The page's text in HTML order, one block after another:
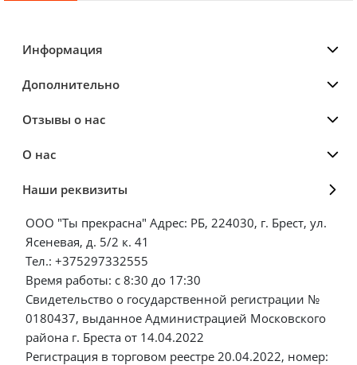
Информация
Дополнительно
Отзывы о нас
О нас
Наши реквизиты
ООО "Ты прекрасна" Адрес: РБ, 224030, г. Брест, ул.
Ясеневая, д. 5/2 к. 41
Тел.: +375297332555
Время работы: с 8:30 до 17:30
Свидетельство о государственной регистрации №
0180437, выданное Администрацией Московского
района г. Бреста от 14.04.2022
Регистрация в торговом реестре 20.04.2022, номер: